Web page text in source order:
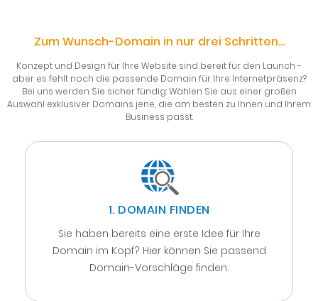
Zum Wunsch-Domain in nur drei Schritten...
Konzept und Design für Ihre Website sind bereit für den Launch -
aber es fehlt noch die passende Domain für Ihre Internetpräsenz?
Bei uns werden Sie sicher fündig: Wählen Sie aus einer großen
Auswahl exklusiver Domains jene, die am besten zu Ihnen und Ihrem
Business passt.
1. DOMAIN FINDEN
Sie haben bereits eine erste Idee für Ihre
Domain im Kopf? Hier können Sie passend
Domain-Vorschläge finden.